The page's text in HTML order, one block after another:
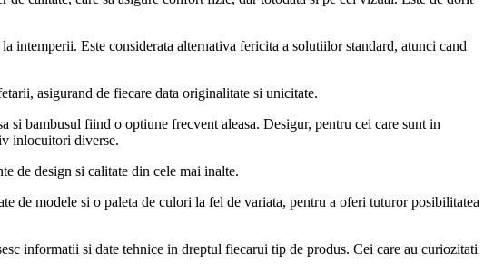
intemperii. Este considerata alternativa fericita a solutiilor standard, atunci cand
asigurand de fiecare data originalitate si unicitate.
si bambusul fiind o optiune frecvent aleasa. Desigur, pentru cei care sunt in
inlocuitori diverse.
de design si calitate din cele mai inalte.
de modele si o paleta de culori la fel de variata, pentru a oferi tuturor posibilitatea
informatii si date tehnice in dreptul fiecarui tip de produs. Cei care au curiozitati